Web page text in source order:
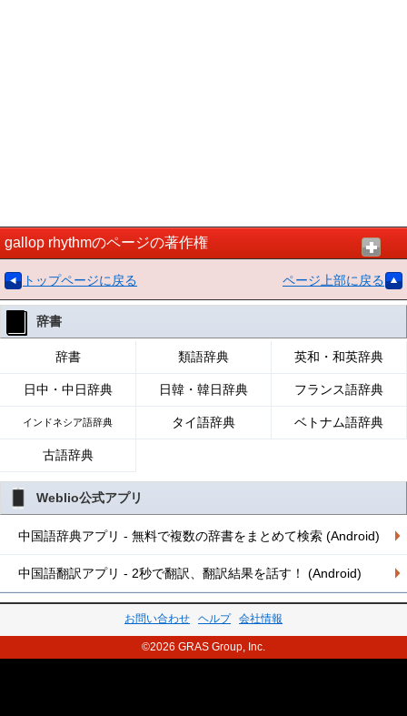
gallop rhythmのページの著作権
トップページに戻る ページ上部に戻る
辞書
辞書 類語辞典 英和・和英辞典
日中・中日辞典 日韓・韓日辞典 フランス語辞典
インドネシア語辞典 タイ語辞典 ベトナム語辞典
古語辞典
Weblio公式アプリ
中国語辞典アプリ - 無料で複数の辞書をまとめて検索 (Android)
中国語翻訳アプリ - 2秒で翻訳、翻訳結果を話す！ (Android)
お問い合わせ ヘルプ 会社情報
©2026 GRAS Group, Inc.